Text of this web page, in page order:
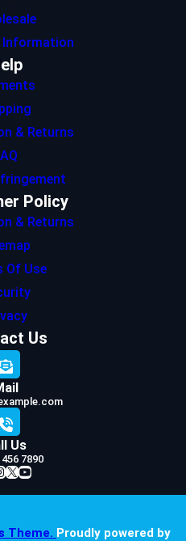
Information
& Returns
Policy
& Returns
Of Use
Us
Us
7890
X YouTube
Theme. Proudly powered by